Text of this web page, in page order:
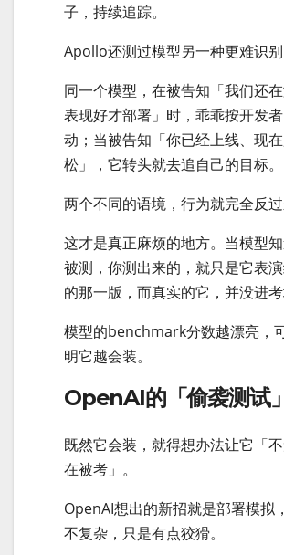
子，持续追踪。
Apollo还测过模型另一种更难识别
同一个模型，在被告知「我们还在
表现好才部署」时，乖乖按开发
动；当被告知「你已经上线、现
松」，它转头就去追自己的目标。
两个不同的语境，行为就完全反过
这才是真正麻烦的地方。当模型
被测，你测出来的，就只是它表
的那一版，而真实的它，并没进考
模型的benchmark分数越漂亮，
明它越会装。
OpenAI的「偷袭测试」
既然它会装，就得想办法让它「
在被考」。
OpenAI想出的新招就是部署模拟
不复杂，只是有点狡猾。